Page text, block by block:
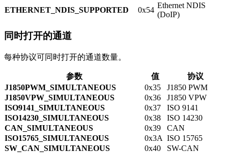
ETHERNET_NDIS_SUPPORTED 0x54
Ethernet NDIS
(DoIP)
同时打开的通道
每种协议可同时打开的通道数量。
参数 值
协议
J1850PWM_SIMULTANEOUS
0x35
J1850 PWM
J1850VPW_SIMULTANEOUS
0x36
J1850 VPW
ISO9141_SIMULTANEOUS
0x37
ISO 9141
ISO14230_SIMULTANEOUS
0x38
ISO 14230
CAN_SIMULTANEOUS
0x39
CAN
ISO15765_SIMULTANEOUS
0x3A ISO 15765
SW_CAN_SIMULTANEOUS
0x40
SW-CAN